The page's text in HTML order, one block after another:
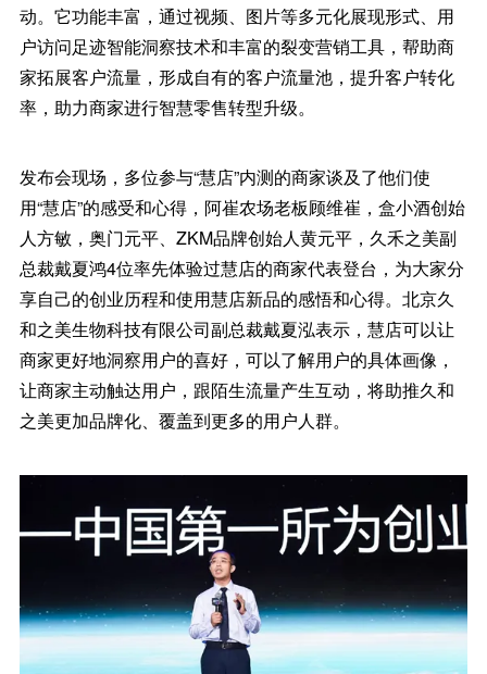
动。它功能丰富，通过视频、图片等多元化展现形式、用
户访问足迹智能洞察技术和丰富的裂变营销工具，帮助商
家拓展客户流量，形成自有的客户流量池，提升客户转化
率，助力商家进行智慧零售转型升级。
发布会现场，多位参与“慧店”内测的商家谈及了他们使
用“慧店”的感受和心得，阿崔农场老板顾维崔，盒小酒创始
人方敏，奥门元平、ZKM品牌创始人黄元平，久禾之美副
总裁戴夏鸿4位率先体验过慧店的商家代表登台，为大家分
享自己的创业历程和使用慧店新品的感悟和心得。北京久
和之美生物科技有限公司副总裁戴夏泓表示，慧店可以让
商家更好地洞察用户的喜好，可以了解用户的具体画像，
让商家主动触达用户，跟陌生流量产生互动，将助推久和
之美更加品牌化、覆盖到更多的用户人群。